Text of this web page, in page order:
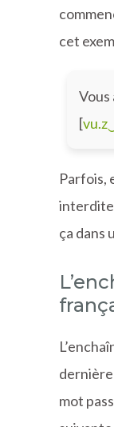
cet
Vous
[
Parfois,
ça dans
mot